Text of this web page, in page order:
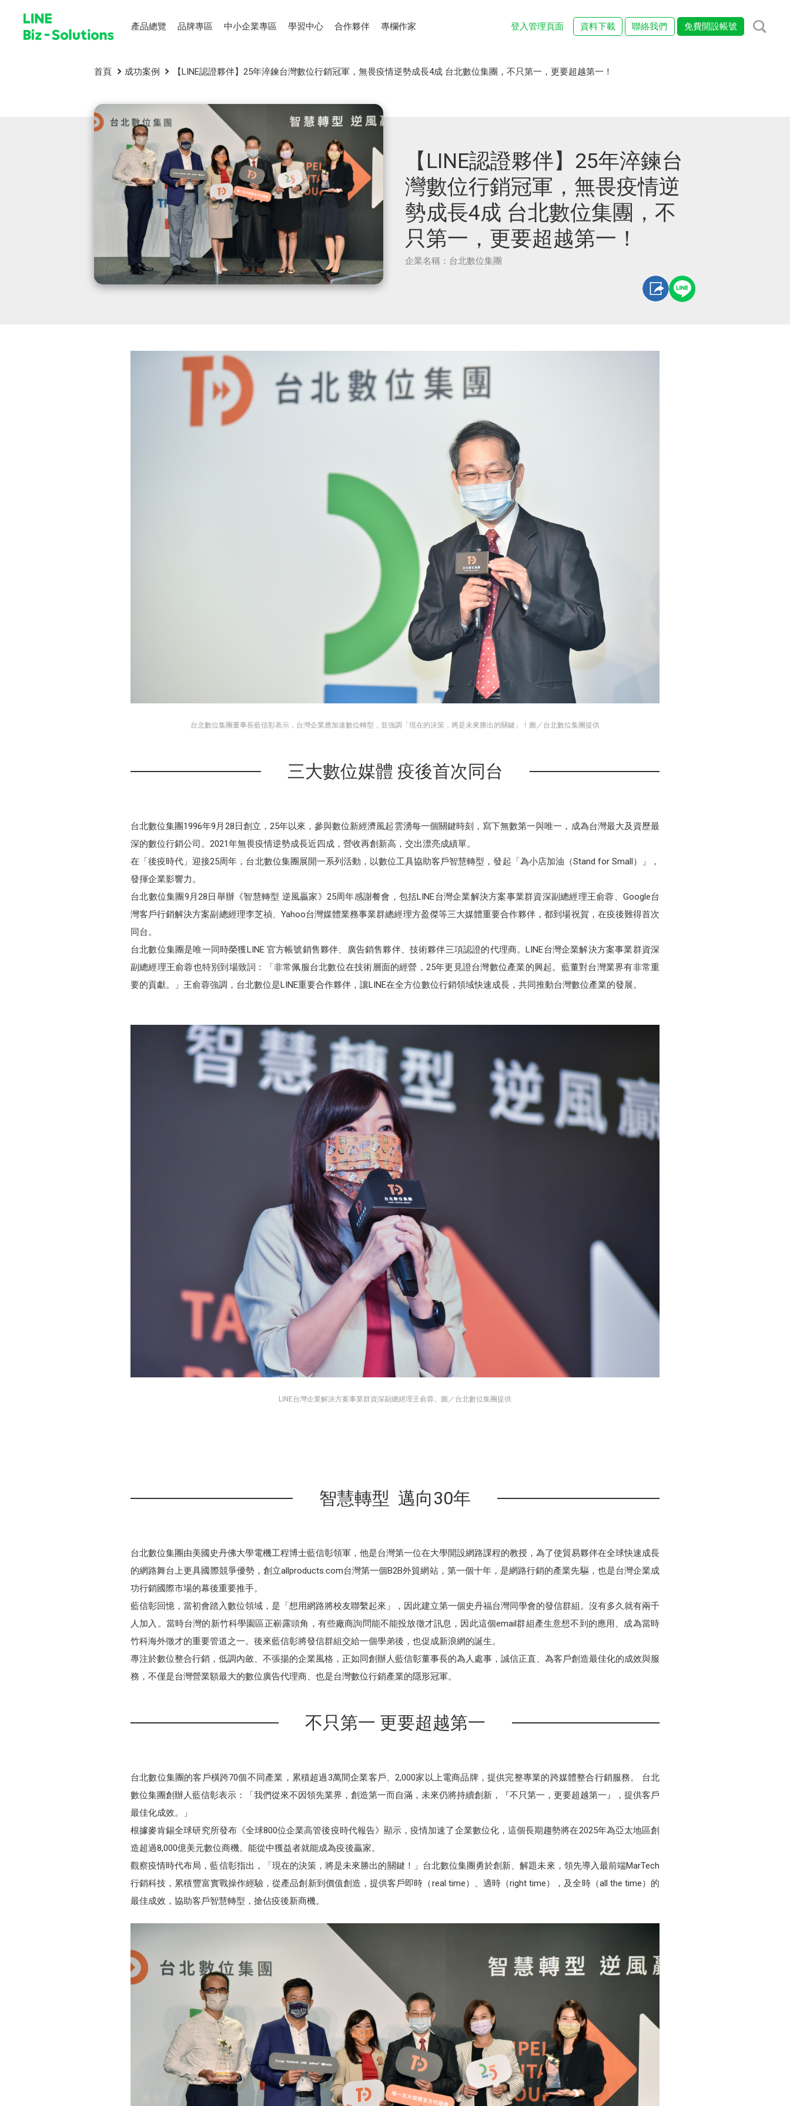
產品總覽 品牌專區 中小企業專區 學習中心 合作夥伴 專欄作家 登入管理頁面 資料下載 聯絡我們 免費開設帳號
首頁 成功案例 【LINE認證夥伴】25年淬鍊台灣數位行銷冠軍，無畏疫情逆勢成長4成 台北數位集團，不只第一，更要超越第一！
【LINE認證夥伴】25年淬鍊台
灣數位行銷冠軍，無畏疫情逆
勢成長4成 台北數位集團，不
只第一，更要超越第一！
企業名稱：台北數位集團
台北數位集團董事長藍信彰表示，台灣企業應加速數位轉型，並強調「現在的決策，將是未來勝出的關鍵」！圖／台北數位集團提供
三大數位媒體 疫後首次同台
台北數位集團1996年9月28日創立，25年以來，參與數位新經濟風起雲湧每一個關鍵時刻，寫下無數第一與唯一，成為台灣最大及資歷最
深的數位行銷公司。2021年無畏疫情逆勢成長近四成，營收再創新高，交出漂亮成績單。
在「後疫時代」迎接25周年，台北數位集團展開一系列活動，以數位工具協助客戶智慧轉型，發起「為小店加油（Stand for Small）」，
發揮企業影響力。
台北數位集團9月28日舉辦《智慧轉型 逆風贏家》25周年感謝餐會，包括LINE台灣企業解決方案事業群資深副總經理王俞蓉、Google台
灣客戶行銷解決方案副總經理李芝禎、Yahoo台灣媒體業務事業群總經理方盈傑等三大媒體重要合作夥伴，都到場祝賀，在疫後難得首次
同台。
台北數位集團是唯一同時榮獲LINE 官方帳號銷售夥伴、廣告銷售夥伴、技術夥伴三項認證的代理商。LINE台灣企業解決方案事業群資深
副總經理王俞蓉也特別到場致詞：「非常佩服台北數位在技術層面的經營，25年更見證台灣數位產業的興起。藍董對台灣業界有非常重
要的貢獻。」王俞蓉強調，台北數位是LINE重要合作夥伴，讓LINE在全方位數位行銷領域快速成長，共同推動台灣數位產業的發展。
LINE台灣企業解決方案事業群資深副總經理王俞蓉。圖／台北數位集團提供
智慧轉型 邁向30年
台北數位集團由美國史丹佛大學電機工程博士藍信彰領軍，他是台灣第一位在大學開設網路課程的教授，為了使貿易夥伴在全球快速成長
的網路舞台上更具國際競爭優勢，創立allproducts.com台灣第一個B2B外貿網站，第一個十年，是網路行銷的產業先驅，也是台灣企業成
功行銷國際市場的幕後重要推手。
藍信彰回憶，當初會踏入數位領域，是「想用網路將校友聯繫起來」，因此建立第一個史丹福台灣同學會的發信群組。沒有多久就有兩千
人加入。當時台灣的新竹科學園區正嶄露頭角，有些廠商詢問能不能投放徵才訊息，因此這個email群組產生意想不到的應用、成為當時
竹科海外徵才的重要管道之一。後來藍信彰將發信群組交給一個學弟後，也促成新浪網的誕生。
專注於數位整合行銷，低調內斂、不張揚的企業風格，正如同創辦人藍信彰董事長的為人處事，誠信正直、為客戶創造最佳化的成效與服
務，不僅是台灣營業額最大的數位廣告代理商、也是台灣數位行銷產業的隱形冠軍。
不只第一 更要超越第一
台北數位集團的客戶橫跨70個不同產業，累積超過3萬間企業客戶、2,000家以上電商品牌，提供完整專業的跨媒體整合行銷服務。 台北
數位集團創辦人藍信彰表示：「我們從來不因領先業界，創造第一而自滿，未來仍將持續創新，『不只第一，更要超越第一』，提供客戶
最佳化成效。」
根據麥肯錫全球研究所發布《全球800位企業高管後疫時代報告》顯示，疫情加速了企業數位化，這個長期趨勢將在2025年為亞太地區創
造超過8,000億美元數位商機。能從中獲益者就能成為疫後贏家。
觀察疫情時代布局，藍信彰指出，「現在的決策，將是未來勝出的關鍵！」台北數位集團勇於創新、解題未來，領先導入最前端MarTech
行銷科技，累積豐富實戰操作經驗，從產品創新到價值創造，提供客戶即時（real time）、適時（right time），及全時（all the time）的
最佳成效，協助客戶智慧轉型，搶佔疫後新商機。